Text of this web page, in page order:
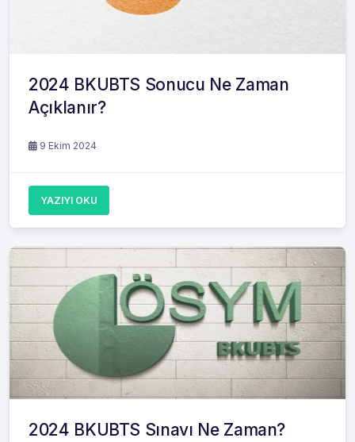
2024 BKUBTS Sonucu Ne Zaman
Açıklanır?
9 Ekim 2024
YAZIYI OKU
2024 BKUBTS Sınavı Ne Zaman?